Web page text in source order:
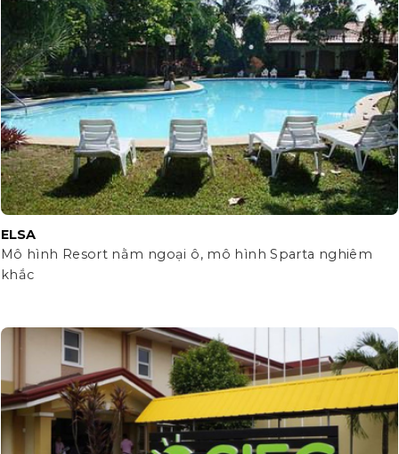
ELSA
Mô hình Resort nằm ngoại ô, mô hình Sparta nghiêm
khắc